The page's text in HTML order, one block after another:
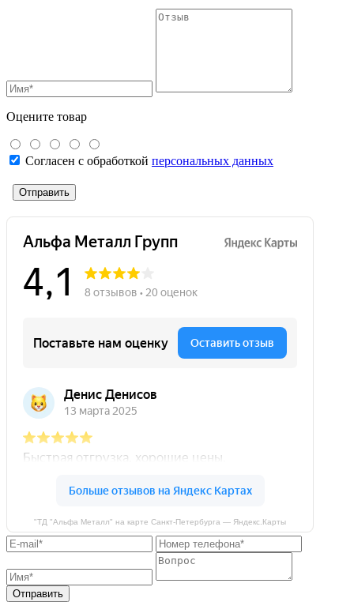
Оцените товар
Согласен с обработкой персональных данных
Отправить
"ТД "Альфа Металл" на карте Санкт‑Петербурга — Яндекс.Карты
Отправить